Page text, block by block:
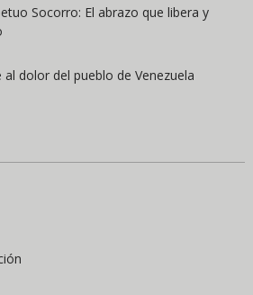
Socorro: El abrazo que libera y
dolor del pueblo de Venezuela